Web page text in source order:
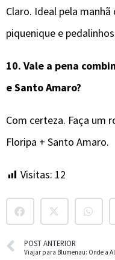
Claro. Ideal pela
piquenique e
10. Vale a pena
e Santo Amaro?
Com certeza. Faça um
Floripa + Santo Amaro.
Visitas: 12
POST ANTERIOR